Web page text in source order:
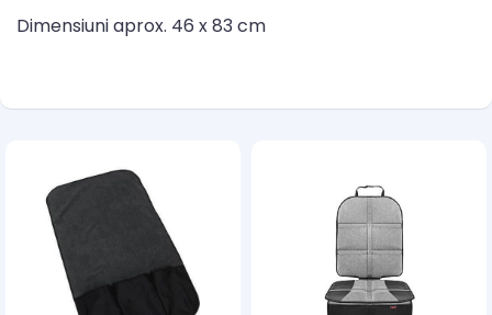
Dimensiuni aprox. 46 x 83 cm